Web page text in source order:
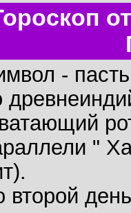
-
"
второй